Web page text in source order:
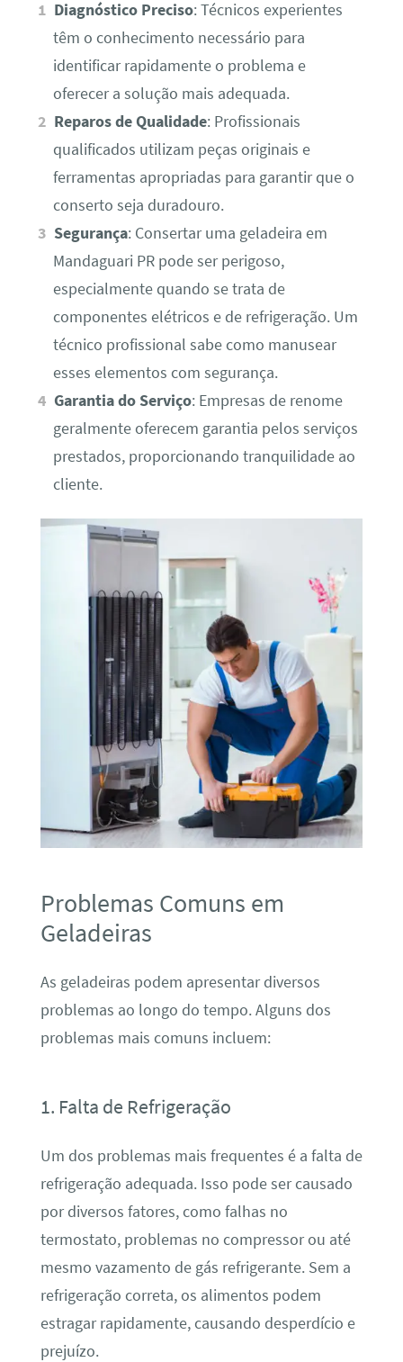
Diagnóstico Preciso: Técnicos experientes
têm o conhecimento necessário para
identificar rapidamente o problema e
oferecer a solução mais adequada.
Reparos de Qualidade: Profissionais
qualificados utilizam peças originais e
ferramentas apropriadas para garantir que o
conserto seja duradouro.
Segurança: Consertar uma geladeira em
Mandaguari PR pode ser perigoso,
especialmente quando se trata de
componentes elétricos e de refrigeração. Um
técnico profissional sabe como manusear
esses elementos com segurança.
Garantia do Serviço: Empresas de renome
geralmente oferecem garantia pelos serviços
prestados, proporcionando tranquilidade ao
cliente.
Problemas Comuns em
Geladeiras
As geladeiras podem apresentar diversos
problemas ao longo do tempo. Alguns dos
problemas mais comuns incluem:
1. Falta de Refrigeração
Um dos problemas mais frequentes é a falta de
refrigeração adequada. Isso pode ser causado
por diversos fatores, como falhas no
termostato, problemas no compressor ou até
mesmo vazamento de gás refrigerante. Sem a
refrigeração correta, os alimentos podem
estragar rapidamente, causando desperdício e
prejuízo.